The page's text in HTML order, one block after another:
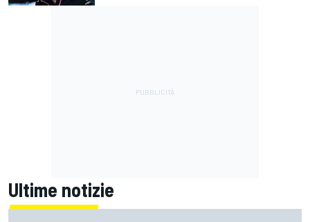
Ultime notizie